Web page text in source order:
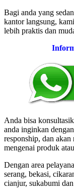
Bagi anda yang
kantor langsung,
lebih praktis dan
Anda bisa
anda inginkan
responship, dan akan
mengenai produk
Dengan area
serang, bekasi,
cianjur, sukabumi